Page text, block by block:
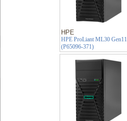
HPE
HPE ProLiant ML30 Gen11
(P65096-371)